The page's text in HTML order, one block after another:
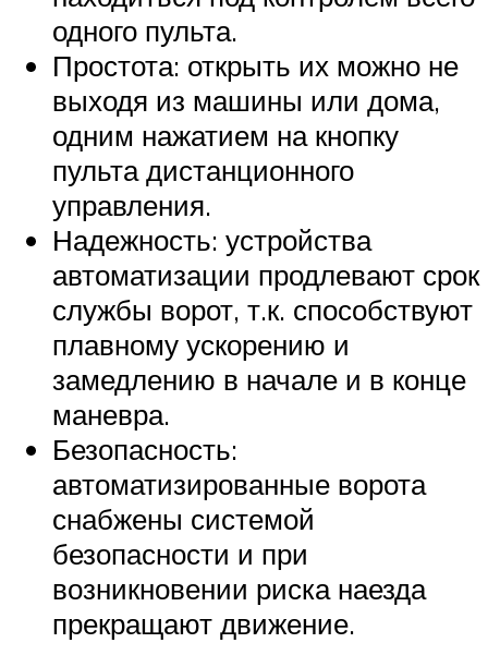
одного пульта.
Простота: открыть их можно не
выходя из машины или дома,
одним нажатием на кнопку
пульта дистанционного
управления.
Надежность: устройства
автоматизации продлевают срок
службы ворот, т.к. способствуют
плавному ускорению и
замедлению в начале и в конце
маневра.
Безопасность:
автоматизированные ворота
снабжены системой
безопасности и при
возникновении риска наезда
прекращают движение.